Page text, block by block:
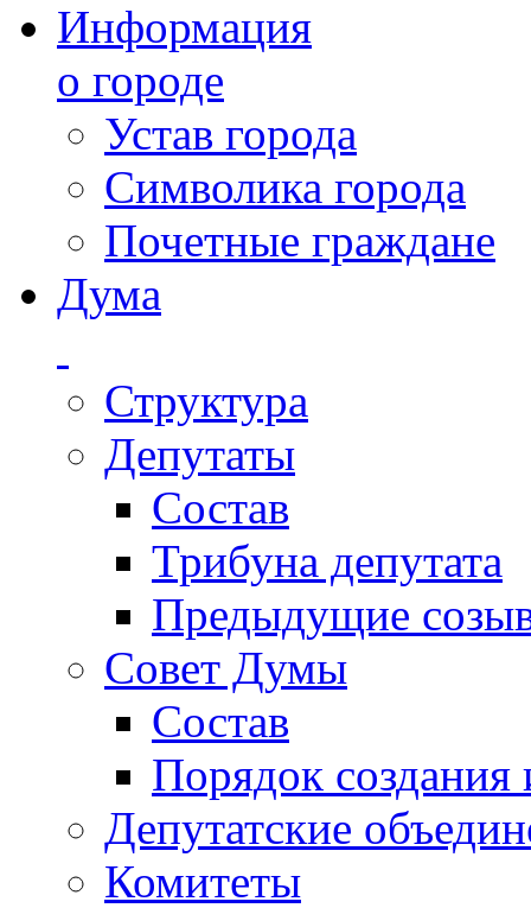
Информация
о городе
Устав города
Символика города
Почетные граждане
Дума
Структура
Депутаты
Состав
Трибуна депутата
Предыдущие
Совет Думы
Состав
Порядок создания
Депутатские
Комитеты